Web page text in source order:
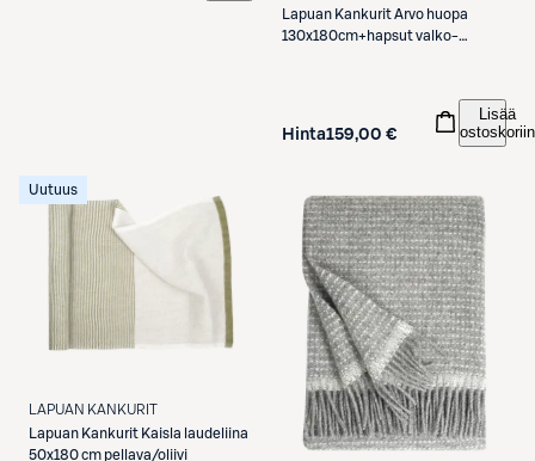
Lapuan KankuritArvo huopa
130x180cm+hapsut valko-
Hinta159,00 €
Lisää
ostoskoriin
Uutuus
LAPUAN KANKURIT
Lapuan Kankurit Kaisla laudeliina
50x180 cm pellava/oliivi